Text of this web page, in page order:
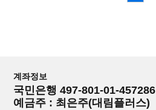
계좌정보
국민은행 497-801-01-457286
예금주 : 최은주(대림플러스)